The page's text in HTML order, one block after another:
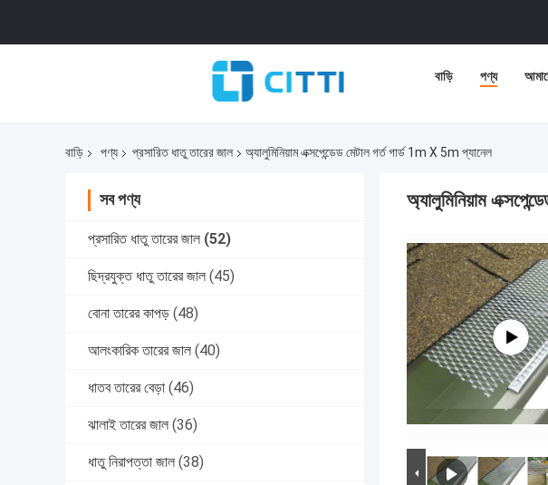
বাড়ি পণ্য
বাড়ি পণ্য প্রসারিত ধাতু তারের জাল অ্যালুমিনিয়াম এক্সপেন্ডেড মেটাল গর্ত গার্ড 1m X 5m প্যানেল
সব পণ্য
প্রসারিত ধাতু তারের জাল (52)
ছিদ্রযুক্ত ধাতু তারের জাল (45)
বোনা তারের কাপড় (48)
আলংকারিক তারের জাল (40)
ধাতব তারের বেড়া (46)
ঝালাই তারের জাল (36)
ধাতু নিরাপত্তা জাল (38)
অ্যালুমিনিয়াম